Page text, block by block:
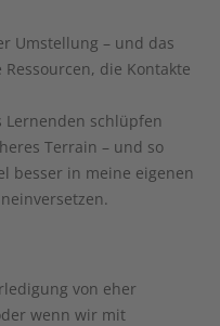
Umstellung – und das
die Kontakte
Lernenden schlüpfen
Terrain – und so
besser in meine eigenen
von eher
wenn wir mit